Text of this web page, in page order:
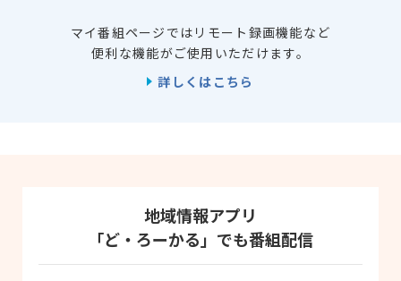
マイ番組ページではリモート録画機能など
便利な機能がご使用いただけます。
詳しくはこちら
地域情報アプリ
「ど・ろーかる」でも番組配信